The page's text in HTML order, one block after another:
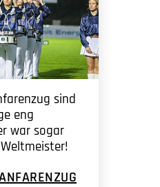
sind
eng
war sogar